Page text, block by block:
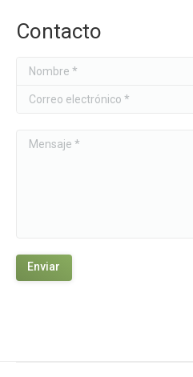
Contacto
Nombre *
Correo electrónico *
Enviar